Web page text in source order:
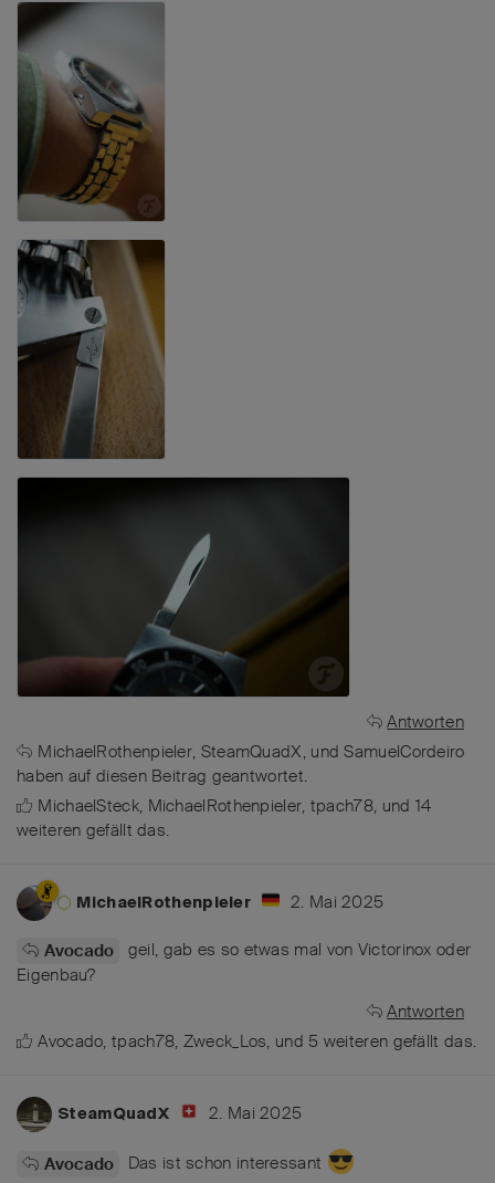
Antworten
MichaelRothenpieler, SteamQuadX, undSamuelCordeiro
haben auf diesen Beitrag geantwortet.
MichaelSteck, MichaelRothenpieler, tpach78, und 14
weiteren gefällt das.
MichaelRothenpieler 2. Mai 2025
Avocado
geil, gab es so etwas mal von Victorinox oder
Eigenbau?
Antworten
Avocado,tpach78, Zweck_Los, und 5 weiteren gefällt das.
SteamQuadX 2. Mai 2025
Avocado
Das ist schon interessant